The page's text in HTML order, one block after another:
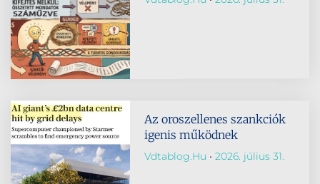
Az oroszellenes szankciók
igenis működnek
Vdtablog.hu 2026. július 31.